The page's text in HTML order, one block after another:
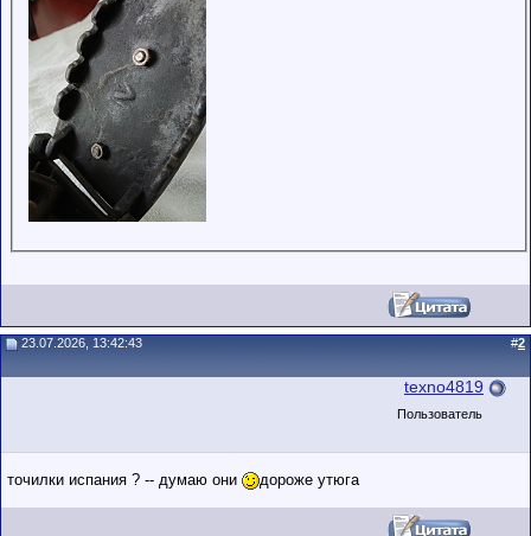
23.07.2026, 13:42:43 #2
texno4819
Пользователь
точилки испания ? -- думаю они дороже утюга